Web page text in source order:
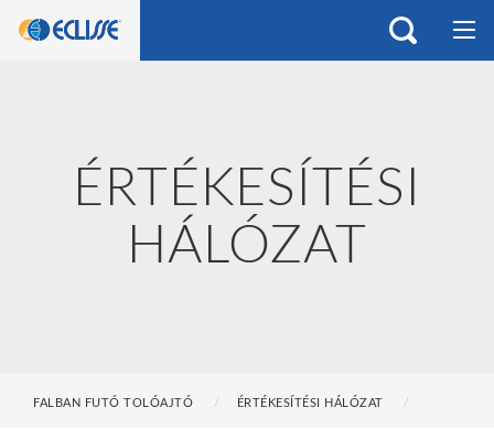
ÉRTÉKESÍTÉSI
HÁLÓZAT
FALBAN FUTÓ TOLÓAJTÓ ÉRTÉKESÍTÉSI HÁLÓZAT